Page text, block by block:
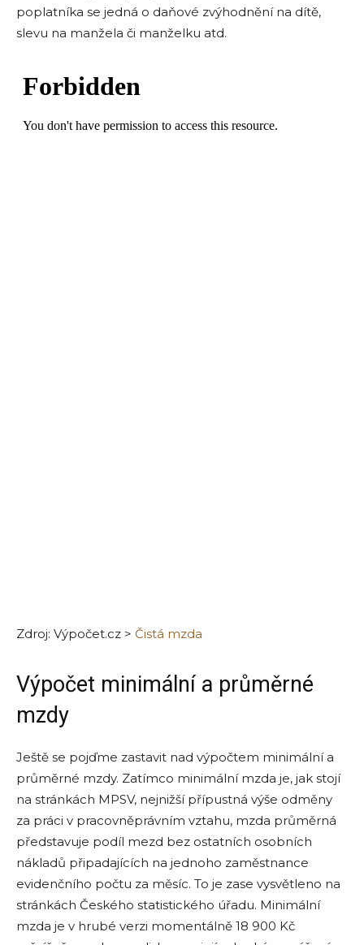
poplatníka se jedná o daňové zvýhodnění na dítě,
slevu na manžela či manželku atd.
Zdroj: Výpočet.cz > Čistá mzda
Výpočet minimální a průměrné
mzdy
Ještě se pojďme zastavit nad výpočtem minimální a
průměrné mzdy. Zatímco minimální mzda je, jak stojí
na stránkách MPSV, nejnižší přípustná výše odměny
za práci v pracovněprávním vztahu, mzda průměrná
představuje podíl mezd bez ostatních osobních
nákladů připadajících na jednoho zaměstnance
evidenčního počtu za měsíc. To je zase vysvětleno na
stránkách Českého statistického úřadu. Minimální
mzda je v hrubé verzi momentálně 18 900 Kč